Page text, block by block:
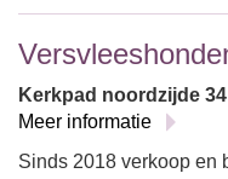
Kerkpad noordzijde 34
Meer informatie
Sinds 2018 verkoop en